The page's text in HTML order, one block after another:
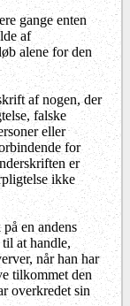
gange enten
af
alene for den
af nogen, der
falske
eller
for
er
ikke
en andens
at handle,
når han har
tilkommet den
overkredet sin